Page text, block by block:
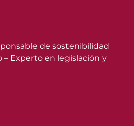
de sostenibilidad
Experto en legislación y